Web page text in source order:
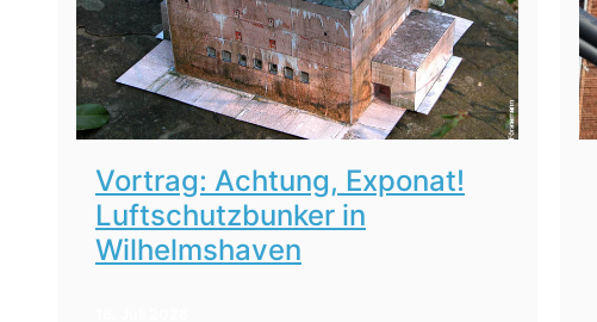
Vortrag: Achtung, Exponat!
Luftschutzbunker in
Wilhelmshaven